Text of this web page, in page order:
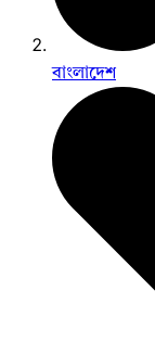
বাংলাদেশ